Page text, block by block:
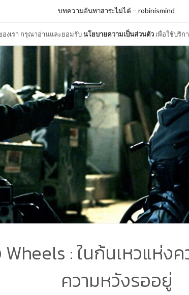
องเรา กรุณาอ่านและยอมรับนโยบายความเป็นส่วนตัว เพื่อใช้บริก
บทความอันหาสาระไม่ได้ – robinismind
Wheels : ในก้นเหวแห่ง
ความหวังรออยู่